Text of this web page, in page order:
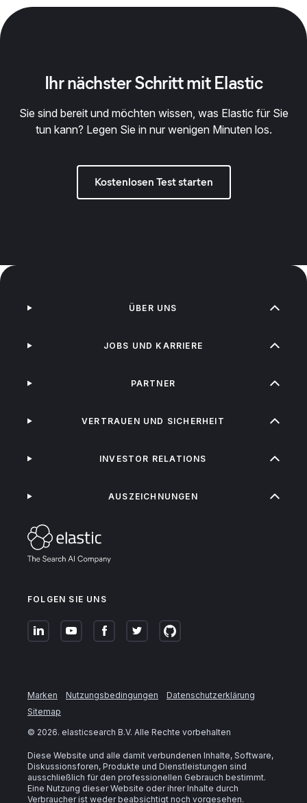
Ihr nächster Schritt mit Elastic
Sie sind bereit und möchten wissen, was Elastic für Sie
tun kann? Legen Sie in nur wenigen Minuten los.
Kostenlosen Test starten
FOLGEN SIE UNS
ÜBER UNS
JOBS UND KARRIERE
PARTNER
VERTRAUEN UND SICHERHEIT
INVESTOR RELATIONS
AUSZEICHNUNGEN
Marken Nutzungsbedingungen
Datenschutzerklärung
Sitemap
© 2026. elasticsearch B.V. Alle Rechte vorbehalten
Diese Website und alle damit verbundenen Inhalte, Software,
Diskussionsforen, Produkte und Dienstleistungen sind
ausschließlich für den professionellen Gebrauch bestimmt.
Eine Nutzung dieser Website oder ihrer Inhalte durch
Verbraucher ist weder beabsichtigt noch vorgesehen.